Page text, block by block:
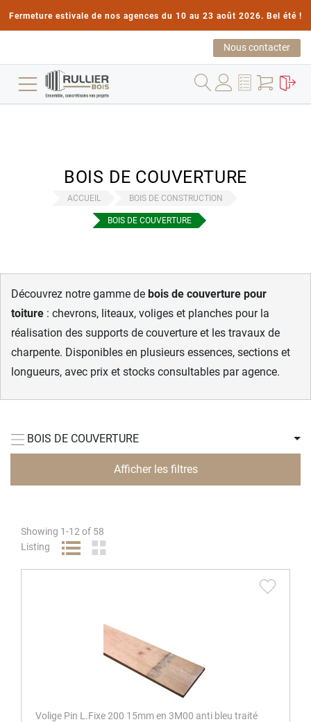
Fermeture estivale de nos agences du 10 au 23 août 2026. Bel été !
Nous contacter
BOIS DE COUVERTURE
ACCUEIL BOIS DE CONSTRUCTION
BOIS DE COUVERTURE
Découvrez notre gamme de bois de couverture pour
toiture : chevrons, liteaux, voliges et planches pour la
réalisation des supports de couverture et les travaux de
charpente. Disponibles en plusieurs essences, sections et
longueurs, avec prix et stocks consultables par agence.
Showing 1-12 of 58
Listing
Volige Pin L.Fixe 200 15mm en 3M00 anti bleu traité
BOIS DE COUVERTURE
Afficher les filtres